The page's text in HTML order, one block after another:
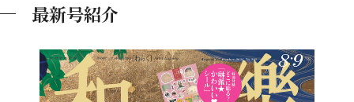
最新号紹介